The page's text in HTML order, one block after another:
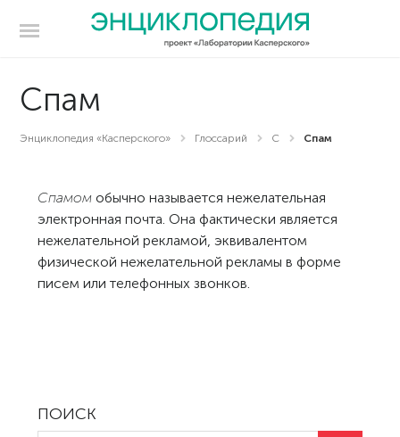
Спам
Энциклопедия «Касперского» Глоссарий С Спам
Спамом обычно называется нежелательная
электронная почта. Она фактически является
нежелательной рекламой, эквивалентом
физической нежелательной рекламы в форме
писем или телефонных звонков.
ПОИСК